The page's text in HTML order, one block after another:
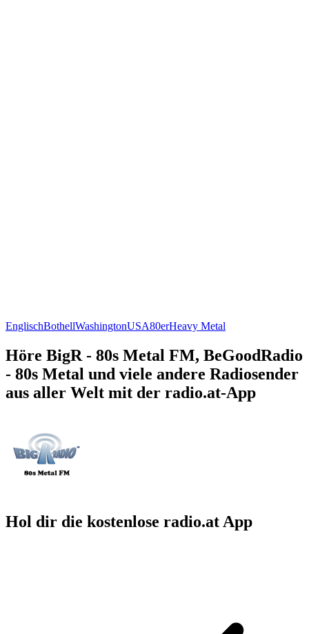
EnglischBothellWashingtonUSA80erHeavy Metal
Höre BigR - 80s Metal FM, BeGoodRadio
- 80s Metal und viele andere Radiosender
aus aller Welt mit der radio.at-App
Hol dir die kostenlose radio.at App